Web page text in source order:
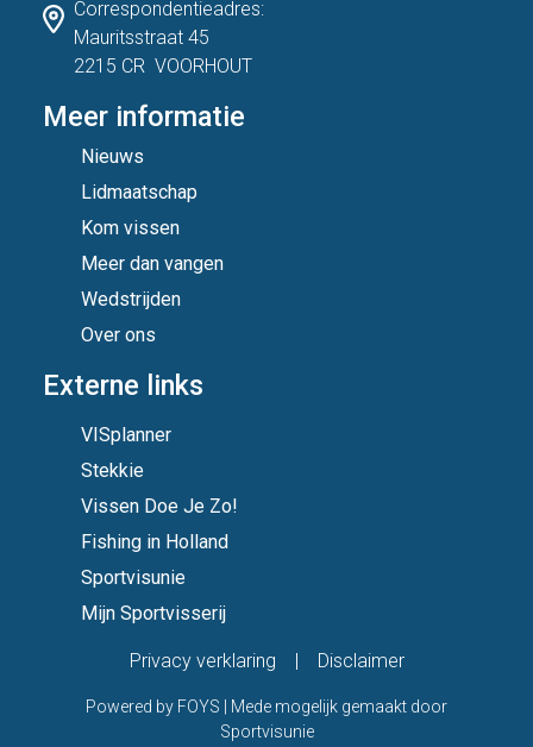
Correspondentieadres:
Mauritsstraat 45
2215 CR VOORHOUT
Meer informatie
Nieuws
Lidmaatschap
Kom vissen
Meer dan vangen
Wedstrijden
Over ons
Externe links
VISplanner
Stekkie
Vissen Doe Je Zo!
Fishing in Holland
Sportvisunie
Mijn Sportvisserij
Privacy verklaring | Disclaimer
Powered by FOYS | Mede mogelijk gemaakt door
Sportvisunie